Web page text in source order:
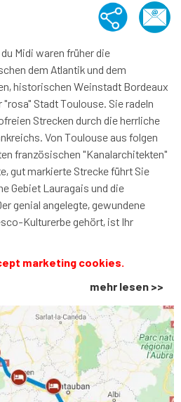
Midi waren früher die
dem Atlantik und dem
historischen Weinstadt Bordeaux
Stadt Toulouse. Sie radeln
Strecken durch die herrliche
Von Toulouse aus folgen
französischen "Kanalarchitekten"
gut markierte Strecke führt Sie
Gebiet Lauragais und die
genial angelegte, gewundene
Kulturerbe gehört, ist Ihr
marketing cookies.
mehr lesen >>